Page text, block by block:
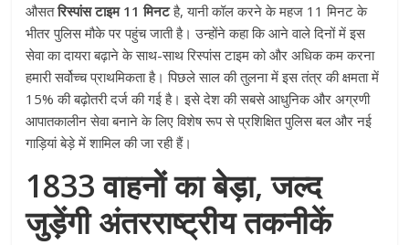
औसतरिस्पांस टाइम 11 मिनटहै, यानी कॉल करने के महज 11 मिनट के
भीतर पुलिस मौके पर पहुंच जाती है। उन्होंने कहा कि आने वाले दिनों में इस
सेवा का दायरा बढ़ाने के साथ-साथ रिस्पांस टाइम को और अधिक कम करना
हमारी सर्वोच्च प्राथमिकता है। पिछले साल की तुलना में इस तंत्र की क्षमता में
15% की बढ़ोतरी दर्ज की गई है। इसे देश की सबसे आधुनिक और अग्रणी
आपातकालीन सेवा बनाने के लिए विशेष रूप से प्रशिक्षित पुलिस बल और नई
गाड़ियां बेड़े में शामिल की जा रही हैं।
1833 वाहनों का बेड़ा, जल्द
जुड़ेंगी अंतरराष्ट्रीय तकनीकें